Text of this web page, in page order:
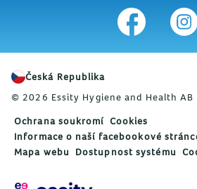
Česká Republika
© 2026 Essity Hygiene and Health AB
Ochrana soukromí Cookies
Informace o naší facebookové
Mapa webu
Dostupnost systému